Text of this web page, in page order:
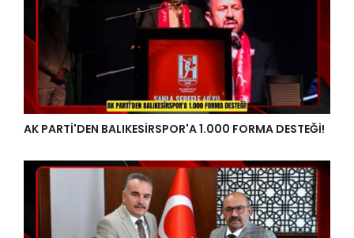
AK PARTİ'DEN BALIKESİRSPOR'A 1.000 FORMA DESTEĞİ!